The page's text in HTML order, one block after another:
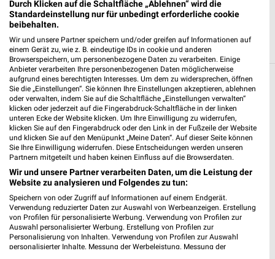
Weitere Kik Geschäfte mit Angeboten in und
um Bad Salzuflen
5 Geschäfte und Orte
KiK
Uferstraße 12
32108 Bad Salzuflen Schötmar
320,20 km
Kik Angebote in Herford Innenstadt
Durch Klicken auf die Schaltfläche „Ablehnen“ wird die
Standardeinstellung nur für unbedingt erforderliche cookie
beibehalten.
Wir und unsere Partner speichern und/oder greifen auf Informationen auf
einem Gerät zu, wie z. B. eindeutige IDs in cookie und anderen
Browserspeichern, um personenbezogene Daten zu verarbeiten. Einige
Anbieter verarbeiten Ihre personenbezogenen Daten möglicherweise
aufgrund eines berechtigten Interesses. Um dem zu widersprechen, öffnen
Sie die „Einstellungen“. Sie können Ihre Einstellungen akzeptieren, ablehnen
oder verwalten, indem Sie auf die Schaltfläche „Einstellungen verwalten“
klicken oder jederzeit auf die Fingerabdruck-Schaltfläche in der linken
unteren Ecke der Website klicken. Um Ihre Einwilligung zu widerrufen,
klicken Sie auf den Fingerabdruck oder den Link in der Fußzeile der Website
und klicken Sie auf den Menüpunkt „Meine Daten“. Auf dieser Seite können
Sie Ihre Einwilligung widerrufen. Diese Entscheidungen werden unseren
Partnern mitgeteilt und haben keinen Einfluss auf die Browserdaten.
Wir und unsere Partner verarbeiten Daten, um die Leistung der
Website zu analysieren und Folgendes zu tun:
Speichern von oder Zugriff auf Informationen auf einem Endgerät.
Verwendung reduzierter Daten zur Auswahl von Werbeanzeigen. Erstellung
von Profilen für personalisierte Werbung. Verwendung von Profilen zur
Auswahl personalisierter Werbung. Erstellung von Profilen zur
Personalisierung von Inhalten. Verwendung von Profilen zur Auswahl
personalisierter Inhalte. Messung der Werbeleistung. Messung der